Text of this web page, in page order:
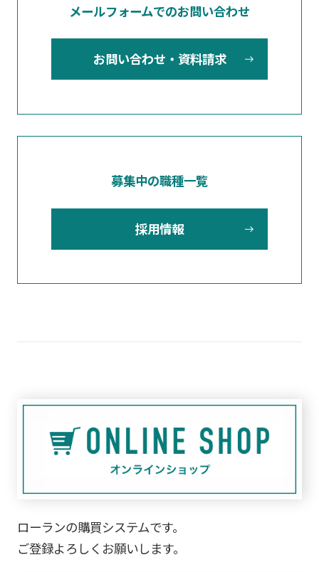
メールフォームでのお問い合わせ
お問い合わせ・資料請求
募集中の職種一覧
採用情報
ローランの購買システムです。
ご登録よろしくお願いします。